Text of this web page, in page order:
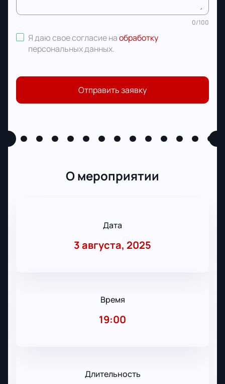
0/100
Я даю свое согласие наобработку
персональных данных.
Отправить заявку
О мероприятии
Дата
3 августа, 2025
Время
19:00
Длительность